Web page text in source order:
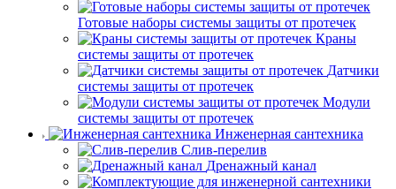
Готовые наборы системы защиты от протечек
Краны
системы защиты от протечек
Датчики
системы защиты от протечек
Модули
системы защиты от протечек
Инженерная сантехника
Слив-перелив
Дренажный канал